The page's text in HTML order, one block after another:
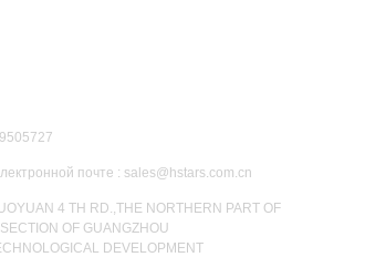
почте : sales@hstars.com.cn
4 TH RD.,THE NORTHERN PART OF
OF GUANGZHOU
DEVELOPMENT